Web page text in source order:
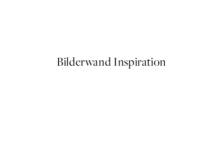
Bilderwand Inspiration